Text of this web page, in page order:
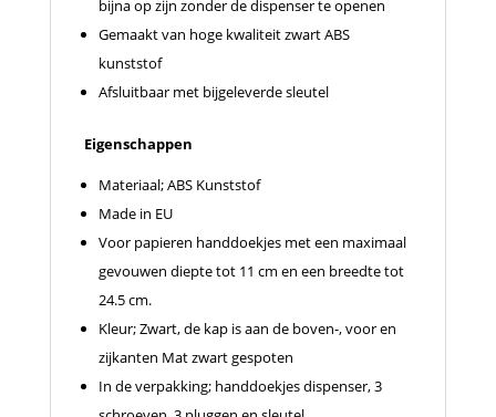
bijna op zijn zonder de dispenser te openen
Gemaakt van hoge kwaliteit zwart ABS
kunststof
Afsluitbaar met bijgeleverde sleutel
Eigenschappen
Materiaal; ABS Kunststof
Made in EU
Voor papieren handdoekjes met een maximaal
gevouwen diepte tot 11 cm en een breedte tot
24.5 cm.
Kleur; Zwart, de kap is aan de boven-, voor en
zijkanten Mat zwart gespoten
In de verpakking; handdoekjes dispenser, 3